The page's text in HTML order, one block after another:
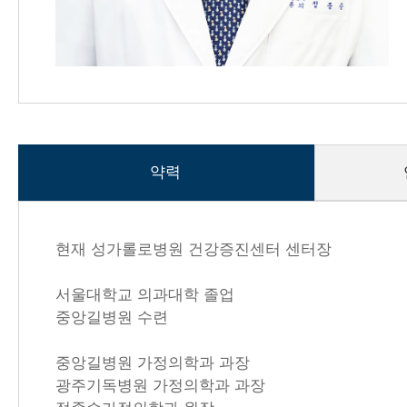
약력
현재 성가롤로병원 건강증진센터 센터장
서울대학교 의과대학 졸업
중앙길병원 수련
중앙길병원 가정의학과 과장
광주기독병원 가정의학과 과장